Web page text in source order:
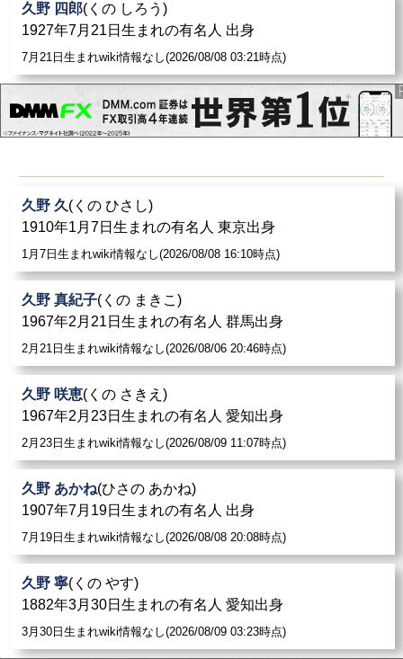
久野 四郎(くの しろう)
1927年7月21日生まれの有名人 出身
7月21日生まれwiki情報なし(2026/08/08 03:21時点)
久野 久(くの ひさし)
1910年1月7日生まれの有名人 東京出身
1月7日生まれwiki情報なし(2026/08/08 16:10時点)
久野 真紀子(くの まきこ)
1967年2月21日生まれの有名人 群馬出身
2月21日生まれwiki情報なし(2026/08/06 20:46時点)
久野 咲恵(くの さきえ)
1967年2月23日生まれの有名人 愛知出身
2月23日生まれwiki情報なし(2026/08/09 11:07時点)
久野 あかね(ひさの あかね)
1907年7月19日生まれの有名人 出身
7月19日生まれwiki情報なし(2026/08/08 20:08時点)
久野 寧(くの やす)
1882年3月30日生まれの有名人 愛知出身
3月30日生まれwiki情報なし(2026/08/09 03:23時点)